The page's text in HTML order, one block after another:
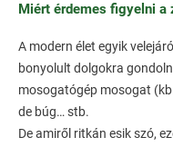
Miért érdemes figyelni a
A modern élet egyik
bonyolult dolgokra
mosogatógép mosogat
de búg… stb.
De amiről ritkán esik szó,